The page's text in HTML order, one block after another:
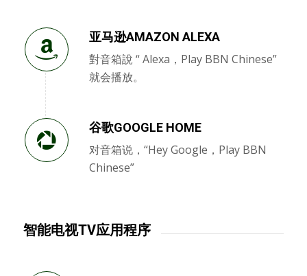
亚马逊AMAZON ALEXA
對音箱說 “ Alexa，Play BBN Chinese”
就会播放。
谷歌GOOGLE HOME
对音箱说，“Hey Google，Play BBN
Chinese”
智能电视TV应用程序